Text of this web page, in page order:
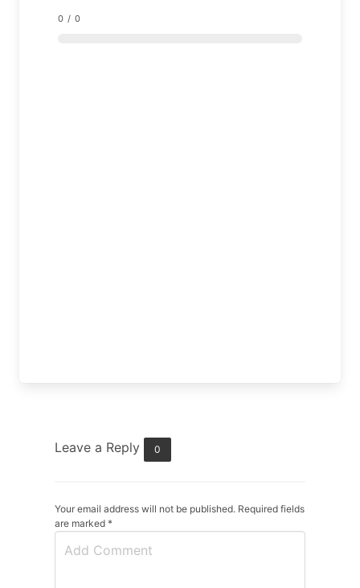
0 / 0
Leave a Reply 0
Your email address will not be published. Required fields
are marked *